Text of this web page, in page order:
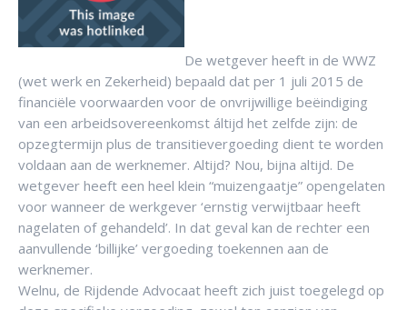
De wetgever heeft in de WWZ
(wet werk en Zekerheid) bepaald dat per 1 juli 2015 de
financiële voorwaarden voor de onvrijwillige beëindiging
van een arbeidsovereenkomst áltijd het zelfde zijn: de
opzegtermijn plus de transitievergoeding dient te worden
voldaan aan de werknemer. Altijd? Nou, bijna altijd. De
wetgever heeft een heel klein “muizengaatje” opengelaten
voor wanneer de werkgever ‘ernstig verwijtbaar heeft
nagelaten of gehandeld’. In dat geval kan de rechter een
aanvullende ‘billijke’ vergoeding toekennen aan de
werknemer.
Welnu, de Rijdende Advocaat heeft zich juist toegelegd op